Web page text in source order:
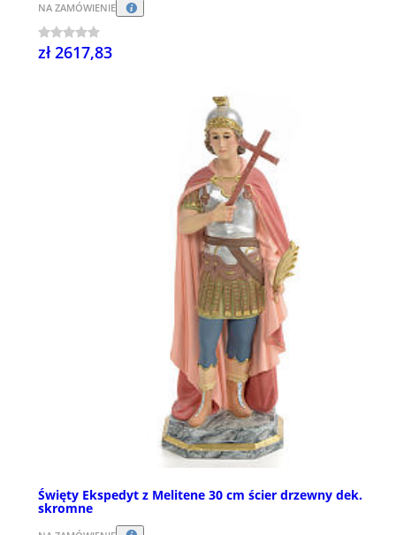
NA ZAMÓWIENIE
zł 2617,83
Święty Ekspedyt z Melitene 30 cm ścier drzewny dek.
skromne